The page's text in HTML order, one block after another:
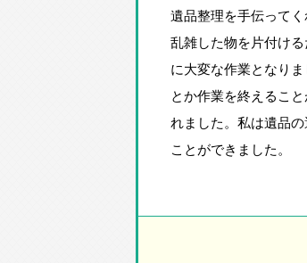
遺品整理を手伝って
乱雑した物を片付け
に大変な作業となり
とか作業を終えるこ
れました。私は遺品
ことができました。